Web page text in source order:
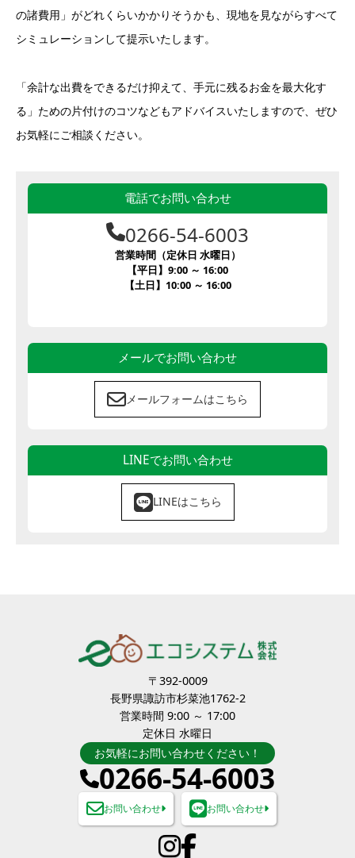
の諸費用」がどれくらいかかりそうかも、現地を見ながらすべて
シミュレーションして提示いたします。
「余計な出費をできるだけ抑えて、手元に残るお金を最大化す
る」ための片付けのコツなどもアドバイスいたしますので、ぜひ
お気軽にご相談ください。
電話でお問い合わせ
0266-54-6003
営業時間（定休日 水曜日）
【平日】9:00 ～ 16:00
【土日】10:00 ～ 16:00
メールでお問い合わせ
メールフォームはこちら
LINEでお問い合わせ
LINEはこちら
〒392-0009
長野県諏訪市杉菜池1762-2
営業時間 9:00 ～ 17:00
定休日 水曜日
お気軽にお問い合わせください！
0266-54-6003
お問い合わせ お問い合わせ